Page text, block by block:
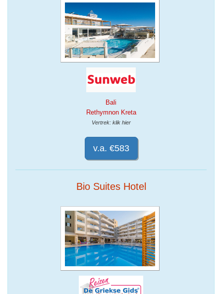
Bali
Rethymnon Kreta
Vertrek: klik hier
v.a. €583
Bio Suites Hotel